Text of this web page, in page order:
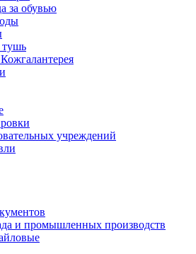
за обувью
тушь
учреждений
и промышленных производств